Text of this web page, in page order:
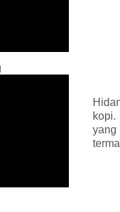
kopi.
yang